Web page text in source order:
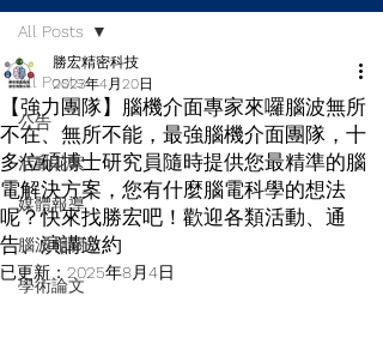
All Posts
公告
活動花絮
媒體報導
腦波相關
學術論文
All Posts
【強力團隊】腦機介面專家來囉腦波無所
不在、無所不能，最強腦機介面團隊，十
多位碩博士研究員隨時提供您最精準的腦
電解決方案，您有什麼腦電科學的想法
呢？快來找勝宏吧！歡迎各類活動、通
告、演講邀約
勝宏精密科技
2023年4月20日
已更新： 2025年8月4日